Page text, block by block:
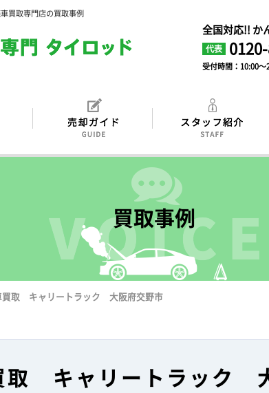
買取専門店の買取事例
全国対応!! か
代表
受付時間：10:00～
買取事例
買取 キャリートラック 大阪府交野市
取 キャリートラック